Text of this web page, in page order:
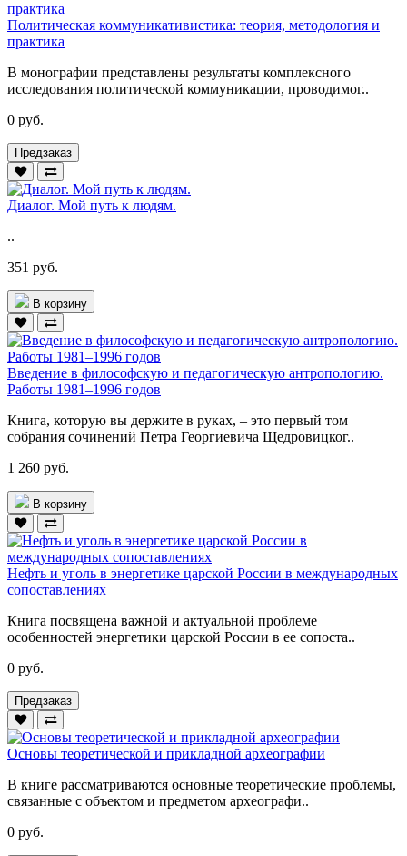
Политическая коммуникативистика: теория, методология и
практика
В монографии представлены результаты комплексного
исследования политической коммуникации, проводимог..
0 руб.
Предзаказ
Диалог. Мой путь к людям.
..
351 руб.
В корзину
Введение в философскую и педагогическую антропологию.
Работы 1981–1996 годов
Книга, которую вы держите в руках, – это первый том
собрания сочинений Петра Георгиевича Щедровицког..
1 260 руб.
В корзину
Нефть и уголь в энергетике царской России в международных
сопоставлениях
Книга посвящена важной и актуальной проблеме
особенностей энергетики царской России в ее сопоста..
0 руб.
Предзаказ
Основы теоретической и прикладной археографии
В книге рассматриваются основные теоретические проблемы,
связанные с объектом и предметом археографи..
0 руб.